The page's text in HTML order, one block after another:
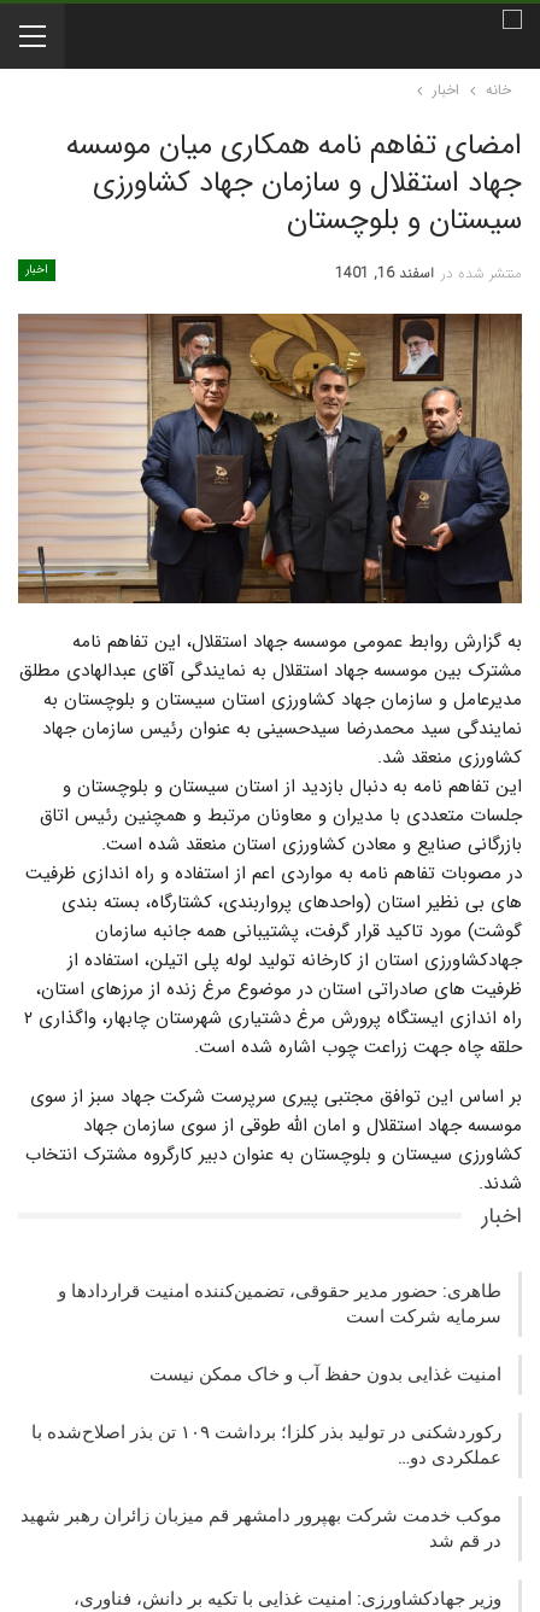
خانه اخبار
امضای تفاهم نامه همکاری میان موسسه
جهاد استقلال و سازمان جهاد کشاورزی
سیستان و بلوچستان
اخبار منتشر شده در اسفند 16, 1401
به گزارش روابط عمومی موسسه جهاد استقلال، این تفاهم نامه
مشترک بین موسسه جهاد استقلال به نمایندگی آقای عبدالهادی مطلق
مدیرعامل و سازمان جهاد کشاورزی استان سیستان و بلوچستان به
نمایندگی سید محمدرضا سیدحسینی به عنوان رئیس سازمان جهاد
کشاورزی منعقد شد.
این تفاهم نامه به دنبال بازدید از استان سیستان و بلوچستان و
جلسات متعددی با مدیران و معاونان مرتبط و همچنین رئیس اتاق
بازرگانی صنایع و معادن کشاورزی استان منعقد شده است.
در مصوبات تفاهم نامه به مواردی اعم از استفاده و راه اندازی ظرفیت
های بی نظیر استان (واحدهای پرواربندی، کشتارگاه، بسته بندی
گوشت) مورد تاکید قرار گرفت، پشتیبانی همه جانبه سازمان
جهادکشاورزی استان از کارخانه تولید لوله پلی اتیلن، استفاده از
ظرفیت های صادراتی استان در موضوع مرغ زنده از مرزهای استان،
راه اندازی ایستگاه پرورش مرغ دشتیاری شهرستان چابهار، واگذاری ۲
حلقه چاه جهت زراعت چوب اشاره شده است.
بر اساس این توافق مجتبی پیری سرپرست شرکت جهاد سبز از سوی
موسسه جهاد استقلال و امان الله طوقی از سوی سازمان جهاد
کشاورزی سیستان و بلوچستان به عنوان دبیر کارگروه مشترک انتخاب
شدند.
اخبار
طاهری: حضور مدیر حقوقی، تضمین‌کننده امنیت قراردادها و
سرمایه شرکت‌ است
امنیت غذایی بدون حفظ آب و خاک ممکن نیست
رکوردشکنی در تولید بذر کلزا؛ برداشت ۱۰۹ تن بذر اصلاح‌شده با
عملکردی دو…
موکب خدمت شرکت بهپرور دامشهر قم میزبان زائران رهبر شهید
در قم شد
وزیر جهادکشاورزی: امنیت غذایی با تکیه بر دانش، فناوری،